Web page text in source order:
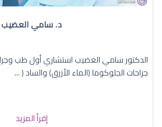
د. سامي العضيب
الدكتور سامي العضيب استشاري أول طب
جراحات الجلوكوما (الماء الأزرق) والساد ( ...
إقرأ المزيد